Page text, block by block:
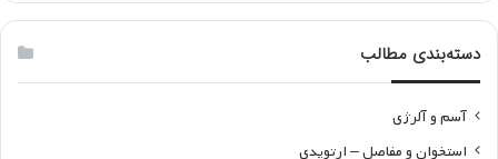
دسته‌بندی مطالب
آسم و آلرژی
استخوان و مفاصل – ارتوپدی